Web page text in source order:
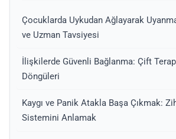
Çocuklarda Uykudan Ağlayarak
ve Uzman Tavsiyesi
İlişkilerde Güvenli Bağlanma: Çift
Döngüleri
Kaygı ve Panik Atakla Başa Çıkmak:
Sistemini Anlamak